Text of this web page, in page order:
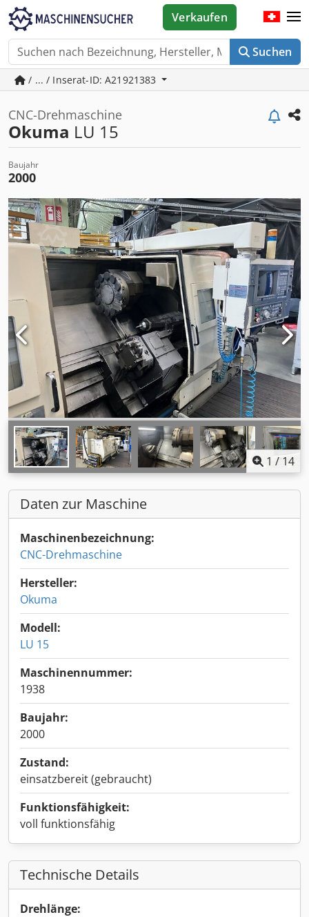
Suchen
Verkaufen
/ ... / Inserat-ID: A21921383
CNC-Drehmaschine
Okuma LU 15
Baujahr
2000
1 / 14
Daten zur Maschine
Maschinenbezeichnung:
CNC-Drehmaschine
Hersteller:
Okuma
Modell:
LU 15
Maschinennummer:
1938
Baujahr:
2000
Zustand:
einsatzbereit (gebraucht)
Funktionsfähigkeit:
voll funktionsfähig
Technische Details
Drehlänge: